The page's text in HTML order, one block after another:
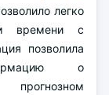
легко
времени с
позволила
о